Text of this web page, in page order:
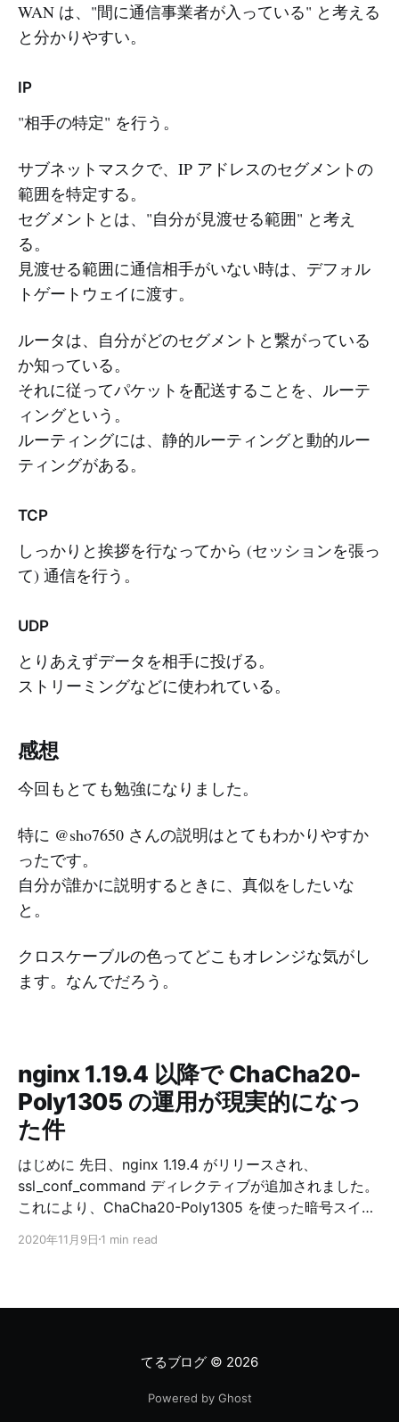
WAN は、"間に通信事業者が入っている" と考える
と分かりやすい。
IP
"相手の特定" を行う。
サブネットマスクで、IP アドレスのセグメントの
範囲を特定する。
セグメントとは、"自分が見渡せる範囲" と考え
る。
見渡せる範囲に通信相手がいない時は、デフォル
トゲートウェイに渡す。
ルータは、自分がどのセグメントと繋がっている
か知っている。
それに従ってパケットを配送することを、ルーテ
ィングという。
ルーティングには、静的ルーティングと動的ルー
ティングがある。
TCP
しっかりと挨拶を行なってから (セッションを張っ
て) 通信を行う。
UDP
とりあえずデータを相手に投げる。
ストリーミングなどに使われている。
感想
今回もとても勉強になりました。
特に @sho7650 さんの説明はとてもわかりやすか
ったです。
自分が誰かに説明するときに、真似をしたいな
と。
クロスケーブルの色ってどこもオレンジな気がし
ます。なんでだろう。
nginx 1.19.4 以降で ChaCha20-
Poly1305 の運用が現実的になっ
た件
はじめに 先日、nginx 1.19.4 がリリースされ、
ssl_conf_command ディレクティブが追加されました。
これにより、ChaCha20-Poly1305 を使った暗号スイー
の概要 RFC 7905 (2016/06) より、TLS における
以降で利用可能です。 ChaCha20-Poly1305 は、ストリ
る Poly1305 を組み合わせた、認証付き暗号です。
潔なアルゴリズムです。 AES はハードウェア処理
2020年11月9日 1 min read
てるブログ© 2026
Powered by Ghost